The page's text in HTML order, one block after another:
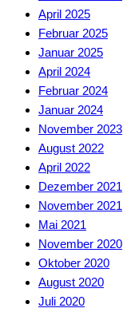
April 2025
Februar 2025
Januar 2025
April 2024
Februar 2024
Januar 2024
November 2023
August 2022
April 2022
Dezember 2021
November 2021
Mai 2021
November 2020
Oktober 2020
August 2020
Juli 2020